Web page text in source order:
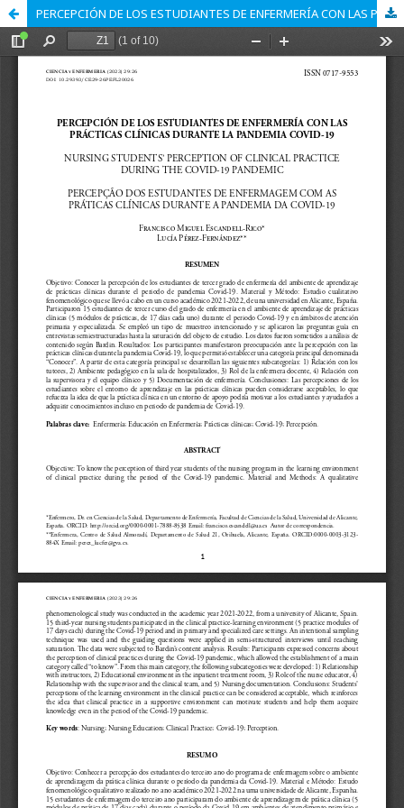
PERCEPCIÓN DE LOS ESTUDIANTES DE ENFERMERÍA CON LAS PRÁCTICAS CLÍNICAS DURANTE LA PANDEMIA COVID-19